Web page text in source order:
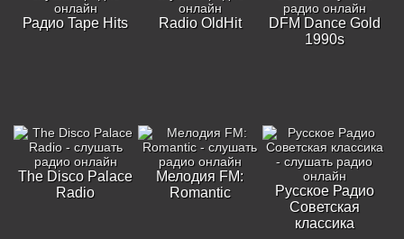
Радио Tape Hits Radio OldHit
DFM Dance Gold
1990s
The Disco Palace
Radio
Мелодия FM:
Romantic
Русское Радио
Советская
классика